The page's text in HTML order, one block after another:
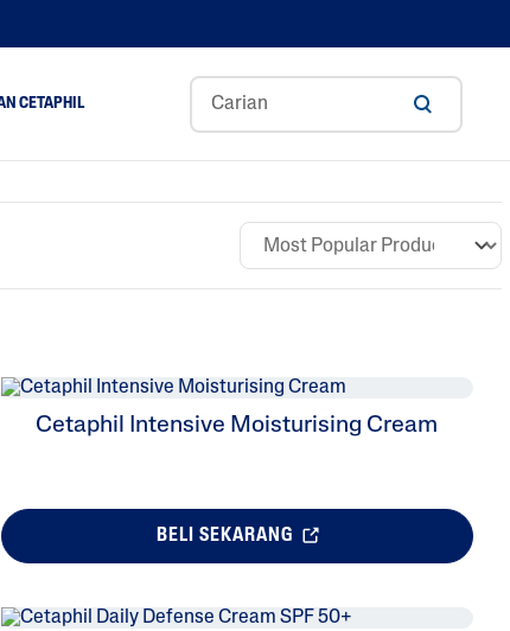
Panthenol
Shea Butter
CETAPHIL
Cetaphil Intensive Moisturising Cream
BELI SEKARANG